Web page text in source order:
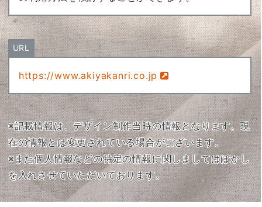
URL
https://www.akiyakanri.co.jp
※記載情報は、デザイン制作当時の情報となります。現
在の情報とは変更されている場合がございます。
※また個人情報などの特定の情報に関しましてはぼかし
を入れさせていただいております。